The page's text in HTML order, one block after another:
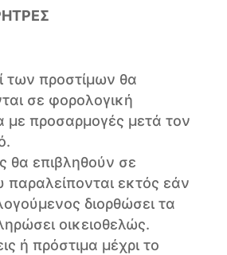
των προστίμων θα
σε φορολογική
με προσαρμογές μετά τον
θα επιβληθούν σε
παραλείπονται εκτός εάν
διορθώσει τα
οικειοθελώς.
ή πρόστιμα μέχρι το